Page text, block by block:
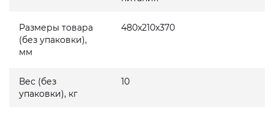
Размеры товара
(без упаковки),
мм
480x210x370
Вес (без
упаковки), кг
10